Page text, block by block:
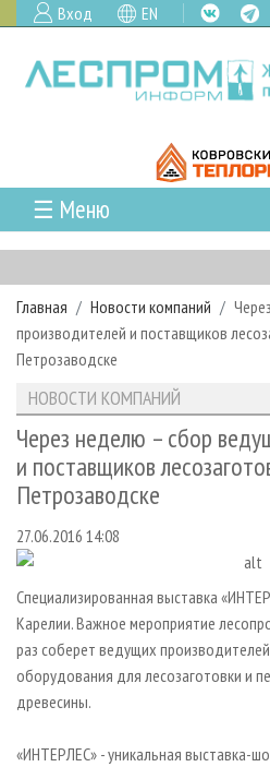
Вход EN
☰ Меню
ГЛАВНАЯ
РУБРИКИ И ТЕМЫ
РУБРИКИ ЖУРНАЛА
ЛЕСНОЕ ХОЗЯЙСТВО
ЛЕСОЗАГОТОВКА
ЛЕСОПИЛЕНИЕ
ДЕРЕВООБРАБОТКА
СУШКА ДРЕВЕСИНЫ
ПРОИЗВОДСТВО ДРЕВЕСНЫХ
ДЕРЕВЯННОЕ ДОМОСТРОЕНИЕ
ПРОИЗВОДСТВО МЕБЕЛИ
БИОЭНЕРГЕТИКА
ЦБП
НОВОСТИ
КАЛЕНДАРЬ СОБЫТИЙ
НОВОСТИ ЛПК
НОВОСТИ ЖУРНАЛА
НОВОСТИ КОМПАНИЙ
ПРОЕКТЫ ЛПИ
АНАЛИТИКА
ПРЕДПРИЯТИЯ ЛПК
ЛЕСНЫЕ РЕГИОНЫ РОССИИ
ПЕРСОНЫ
МОБИЛЬНЫЕ ВЫСТАВКИ
ПРИОРИТЕТНЫЕ
RUSSIAN FORESTRY REVIEW
ГАЗЕТА ЛЕСПРОМФОРУМ
АРХИВ
АРХИВ ЖУРНАЛОВ
СТАТЬИ
О ЖУРНАЛЕ
ПОДПИСКА
КОНТАКТЫ
РЕКЛАМОДАТЕЛЯМ
РЕКЛАМА
РЕКЛАМА НА САЙТЕ
Главная Новости компаний
производителей и поставщиков
Петрозаводске
НОВОСТИ КОМПАНИЙ
Через неделю – сбор
и поставщиков
Петрозаводске
27.06.2016 14:08
Специализированная выставка
Карелии. Важное мероприятие
раз соберет ведущих
оборудования для лесозаготовки и
древесины.
«ИНТЕРЛЕС» - уникальная выставка-